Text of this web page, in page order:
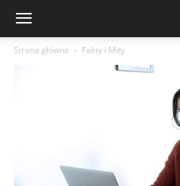
Strona główna Fakty i Mity